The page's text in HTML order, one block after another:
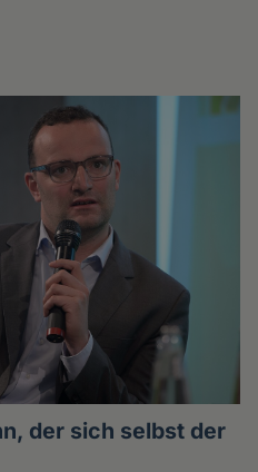
der sich selbst der